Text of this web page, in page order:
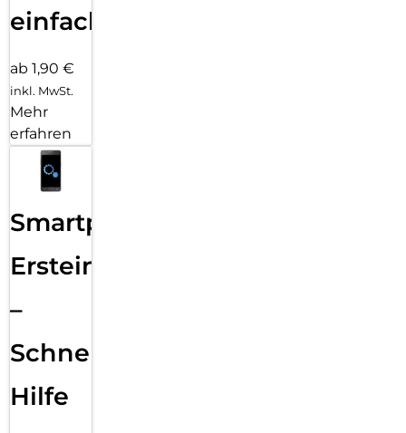
einfach
ab 1,90 €
inkl. MwSt.
Mehr
erfahren
Smartphone
Ersteinrichtung
–
Schnelle
Hilfe